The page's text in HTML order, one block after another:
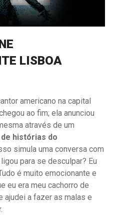
LISBOA
americano na capital
ao fim; ela anunciou
através de um
histórias do
simula uma conversa com
para se desculpar? Eu
é muito emocionante e
eu era meu cachorro de
ajudei a fazer as malas e